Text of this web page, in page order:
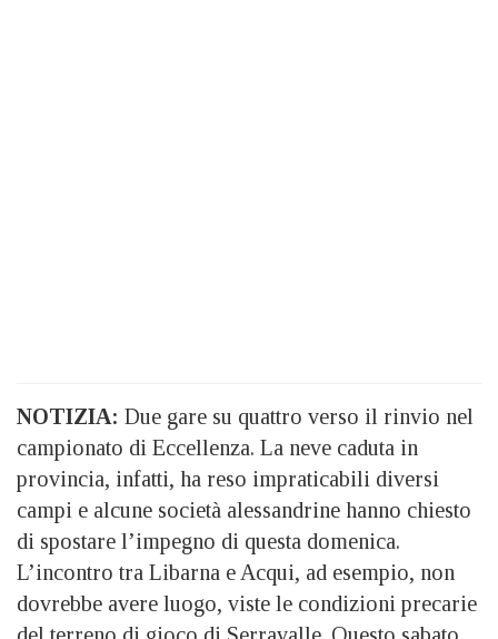
NOTIZIA: Due gare su quattro verso il rinvio nel
campionato di Eccellenza. La neve caduta in
provincia, infatti, ha reso impraticabili diversi
campi e alcune società alessandrine hanno chiesto
di spostare l’impegno di questa domenica.
L’incontro tra Libarna e Acqui, ad esempio, non
dovrebbe avere luogo, viste le condizioni precarie